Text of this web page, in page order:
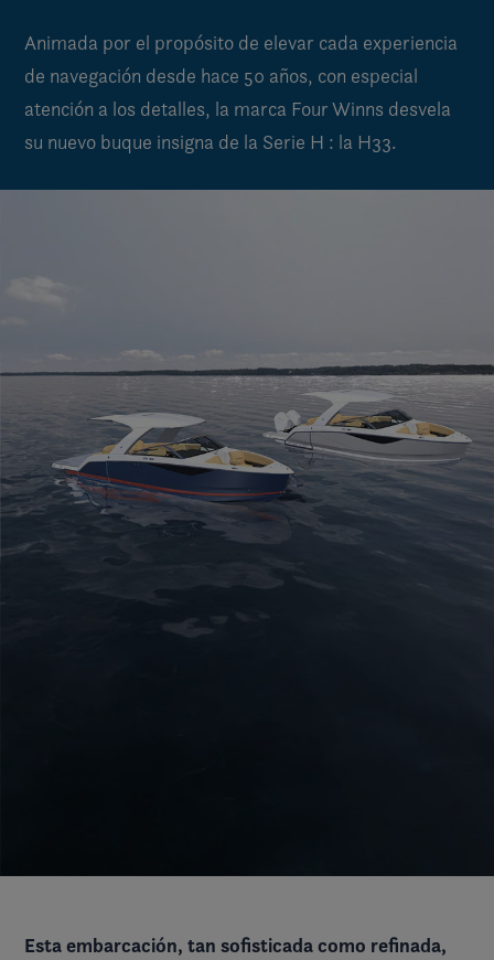
Animada por el propósito de elevar cada experiencia
de navegación desde hace 50 años, con especial
atención a los detalles, la marca Four Winns desvela
su nuevo buque insigna de la Serie H : la H33.
Esta embarcación, tan sofisticada como refinada,